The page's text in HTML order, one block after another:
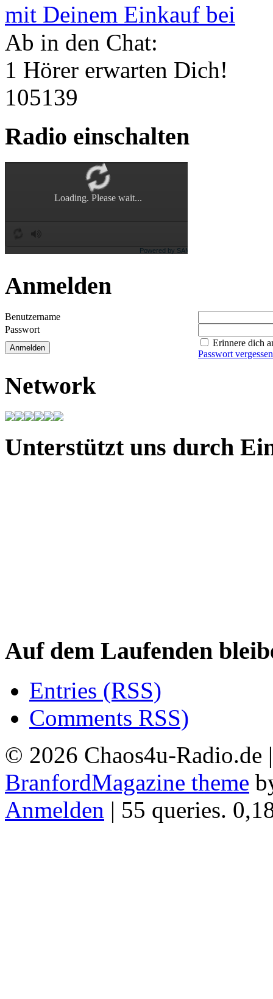
mit Deinem Einkauf bei
Ab in den Chat:
1 Hörer erwarten Dich!
105139
Radio einschalten
Anmelden
Benutzername
Passwort
Erinnere dich
Passwort
Network
Unterstützt uns durch
Auf dem Laufenden
Entries (RSS)
Comments RSS)
© 2026 Chaos4u-Radio.de
BranfordMagazine theme
Anmelden | 55 queries.